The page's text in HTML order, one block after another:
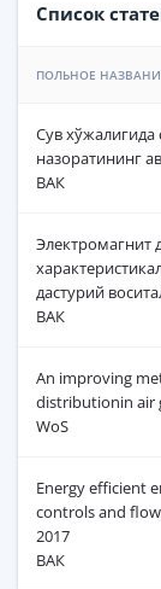
Список
ПОЛЬНОЕ
Сув хўжалигида
назоратининг
ВАК
Электромагнит
дастурий
ВАК
An improving
distributionin air
WoS
Energy efficient
controls and
2017
ВАК